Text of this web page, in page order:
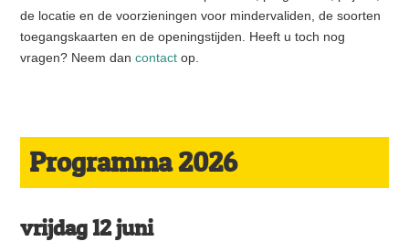
de locatie en de voorzieningen voor mindervaliden, de soorten
toegangskaarten en de openingstijden. Heeft u toch nog
vragen? Neem dancontact op.
Programma 2026
vrijdag 12 juni